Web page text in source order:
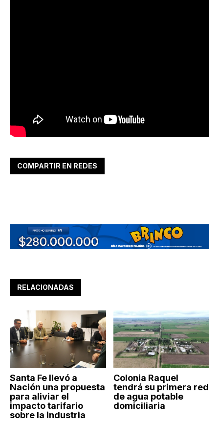
COMPARTIR EN REDES
RELACIONADAS
Santa Fe llevó a
Nación una propuesta
para aliviar el
impacto tarifario
sobre la industria
Colonia Raquel
tendrá su primera red
de agua potable
domiciliaria